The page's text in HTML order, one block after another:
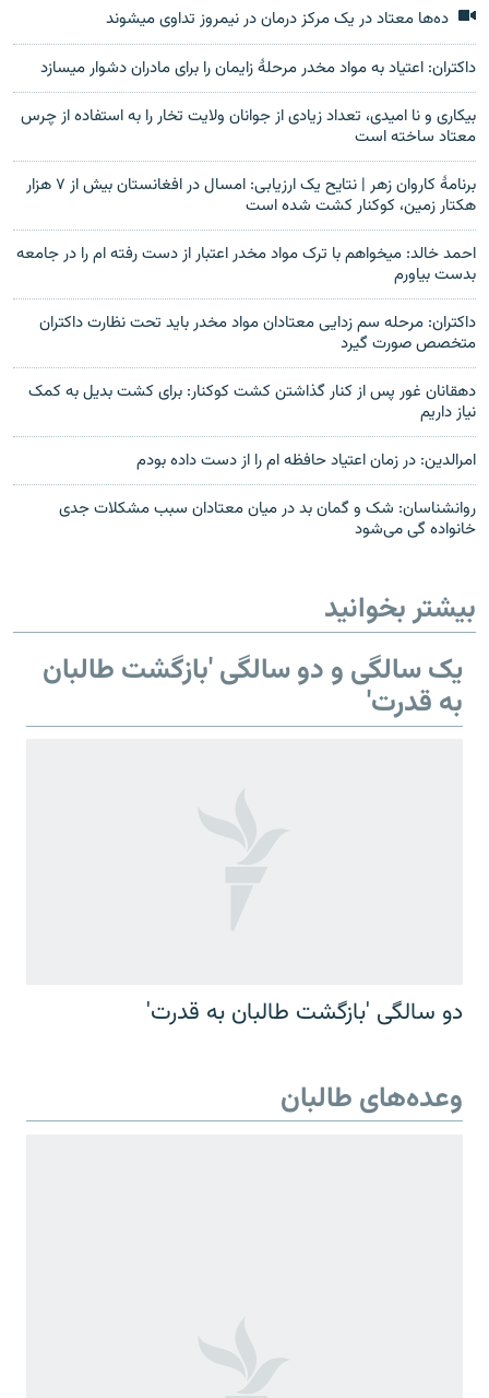
ده‌ها معتاد در یک مرکز درمان در نیمروز تداوی میشوند
داکتران: اعتیاد به مواد مخدر مرحلهٔ زایمان را برای مادران دشوار میسازد
بیکاری و نا امیدی، تعداد زیادی از جوانان ولایت تخار را به استفاده از چرس
معتاد ساخته است
برنامۀ کاروان زهر | نتایح یک ارزیابی: امسال در افغانستان بیش از ۷ هزار
هکتار زمین، کوکنار کشت شده است
احمد خالد: میخواهم با ترک مواد مخدر اعتبار از دست رفته ام را در جامعه
بدست بیاورم
داکتران: مرحله سم زدایی معتادان مواد مخدر باید تحت نظارت داکتران
متخصص صورت گیرد
دهقانان غور پس از کنار گذاشتن کشت کوکنار: برای کشت بدیل به کمک
نیاز داریم
امرالدین: در زمان اعتیاد حافظه ام را از دست داده بودم
روانشناسان: شک و گمان بد در میان معتادان سبب مشکلات جدی
خانواده گی می‌شود
بیشتر بخوانید
یک سالگی و دو سالگی 'بازگشت طالبان
به قدرت'
دو سالگی 'بازگشت طالبان به قدرت'
وعده‌های طالبان